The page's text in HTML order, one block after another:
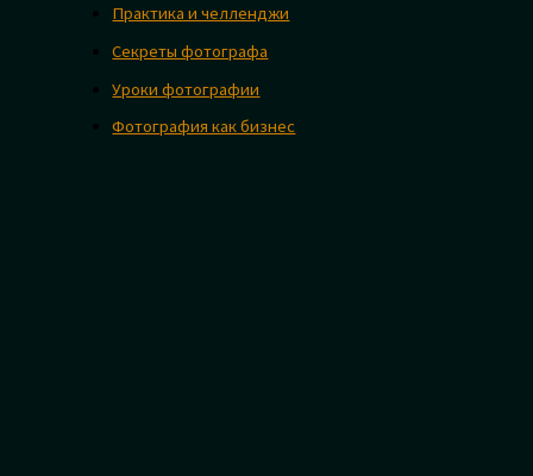
Практика и челленджи
Секреты фотографа
Уроки фотографии
Фотография как бизнес